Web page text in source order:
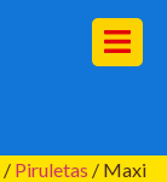
/ Piruletas / Maxi